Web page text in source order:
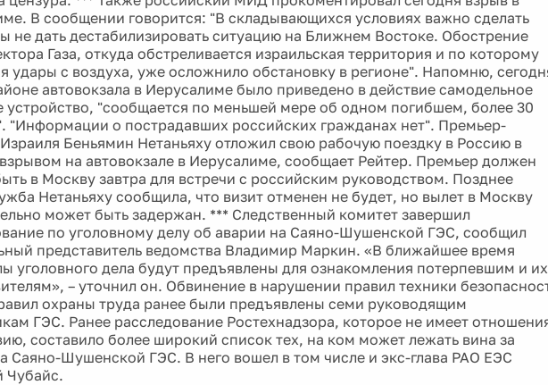
В сообщении говорится: "В складывающихся условиях важно сделать
не дать дестабилизировать ситуацию на Ближнем Востоке. Обострение
Газа, откуда обстреливается израильская территория и по которому
удары с воздуха, уже осложнило обстановку в регионе". Напомню,
автовокзала в Иерусалиме было приведено в действие самодельное
устройство, "сообщается по меньшей мере об одном погибшем, более 30
"Информации о пострадавших российских гражданах нет". Премьер-
Беньямин Нетаньяху отложил свою рабочую поездку в Россию в
на автовокзале в Иерусалиме, сообщает Рейтер. Премьер должен
в Москву завтра для встречи с российским руководством. Позднее
Нетаньяху сообщила, что визит отменен не будет, но вылет в Москву
может быть задержан. *** Следственный комитет завершил
по уголовному делу об аварии на Саяно-Шушенской ГЭС, сообщил
представитель ведомства Владимир Маркин. «В ближайшее время
уголовного дела будут предъявлены для ознакомления потерпевшим и их
– уточнил он. Обвинение в нарушении правил техники
охраны труда ранее были предъявлены семи руководящим
ГЭС. Ранее расследование Ростехнадзора, которое не имеет
составило более широкий список тех, на ком может лежать вина за
Саяно-Шушенской ГЭС. В него вошел в том числе и экс-глава РАО ЕЭС
Чубайс.